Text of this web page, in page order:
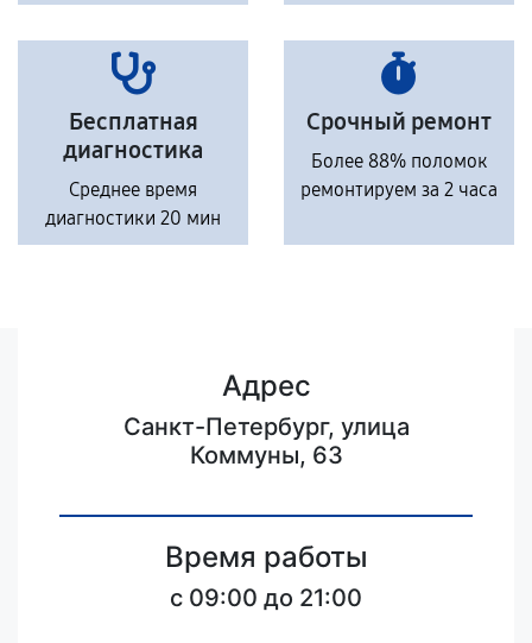
Бесплатная
диагностика
Среднее время
диагностики 20 мин
Срочный ремонт
Более 88% поломок
ремонтируем за 2 часа
Адрес
Санкт-Петербург, улица
Коммуны, 63
Время работы
c 09:00 до 21:00